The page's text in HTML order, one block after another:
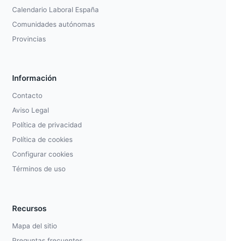
Calendario Laboral España
Comunidades autónomas
Provincias
Información
Contacto
Aviso Legal
Política de privacidad
Política de cookies
Configurar cookies
Términos de uso
Recursos
Mapa del sitio